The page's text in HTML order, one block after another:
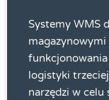
Systemy WMS
magazynowymi
funkcjonowania
logistyki
narzędzi w